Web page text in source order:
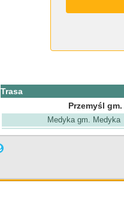
Trasa
Przemyśl
Medyka gm. Medyka